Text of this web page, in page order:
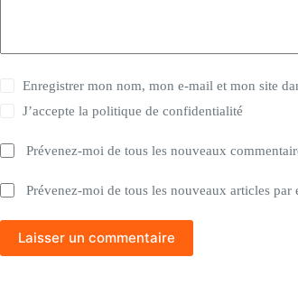
Enregistrer mon nom, mon e-mail et mon site
J’accepte lapolitique de confidentialité
Prévenez-moi de tous les nouveaux
Prévenez-moi de tous les nouveaux articles par
Laisser un commentaire